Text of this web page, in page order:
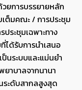
วยการบรรยายหลัก
ต็มคณะ / การประชุม
ระชุมเฉพาะทาง
ได้รับการนำเสนอ
นระบบและแม่นยำ
าบาลจากนานา
ระดับสากลสูงสุด